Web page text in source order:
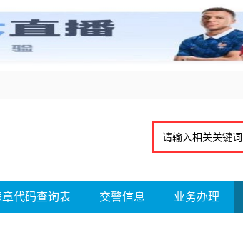
代码查询表 交警信息 业务办理